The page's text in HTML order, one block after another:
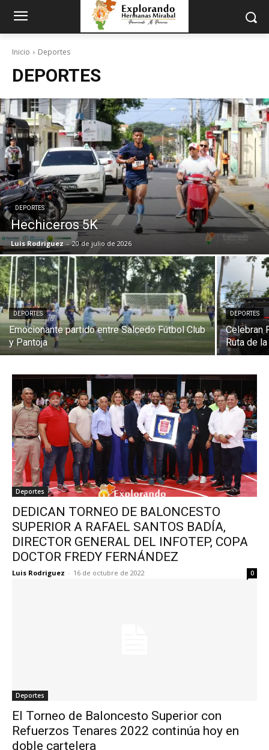
Inicio Deportes
DEPORTES
DEPORTES
Hechiceros 5K
Luis Rodriguez - 20 de julio de 2026
DEPORTES
Emocionante partido entre Salcedo Fútbol Club
y Pantoja
DEPORTES
Celebran
Ruta de
Deportes
DEDICAN TORNEO DE BALONCESTO
SUPERIOR A RAFAEL SANTOS BADÍA,
DIRECTOR GENERAL DEL INFOTEP, COPA
DOCTOR FREDY FERNÁNDEZ
Luis Rodriguez - 16 de octubre de 2022 0
Deportes
El Torneo de Baloncesto Superior con
Refuerzos Tenares 2022 continúa hoy en
doble cartelera